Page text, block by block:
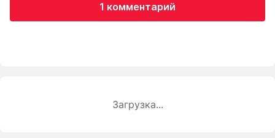
1 комментарий
Загрузка...